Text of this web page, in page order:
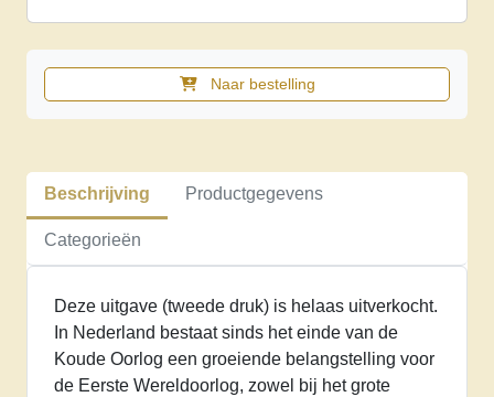
Verdun
1916
Naar bestelling
Beschrijving Productgegevens
Categorieën
Deze uitgave (tweede druk) is helaas uitverkocht.
In Nederland bestaat sinds het einde van de
Koude Oorlog een groeiende belangstelling voor
de Eerste Wereldoorlog, zowel bij het grote